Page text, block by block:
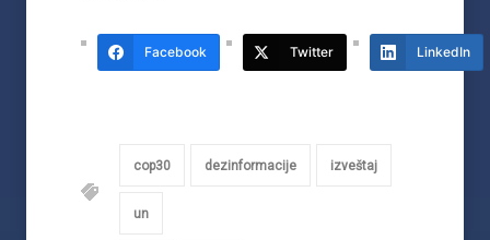
Facebook Twitter LinkedIn
cop30 dezinformacije izveštaj
un